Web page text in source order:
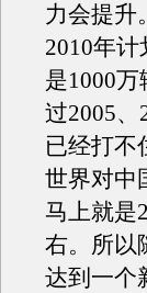
力会提升
2010年
是1000
过2005
已经打不
世界对中
马上就是
右。所以
达到一个